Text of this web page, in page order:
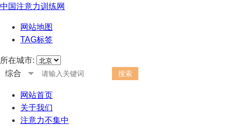
中国注意力训练网
网站地图
TAG标签
所在城市:
综合
网站首页
关于我们
注意力不集中